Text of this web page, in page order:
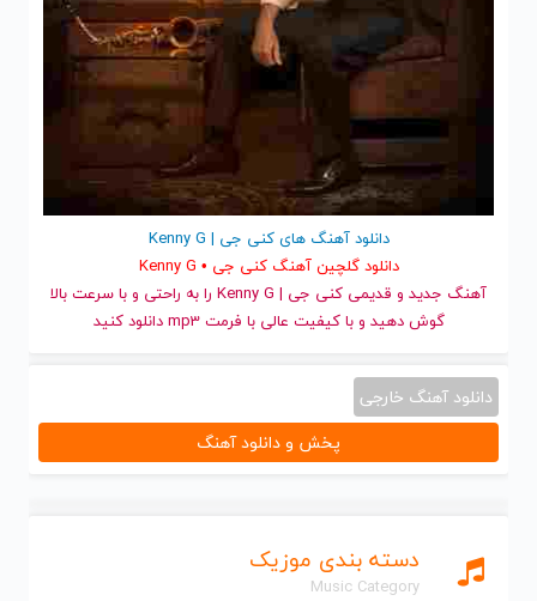
دسته بندی موزیک
Music Category
دانلود آهنگ های کنی جی | Kenny G
دانلود گلچین آهنگ کنی جی • Kenny G
آهنگ جدید
و قدیمی کنی جی | Kenny G را به راحتی و با سرعت بالا
گوش دهید و با کیفیت عالی با فرمت mp3 دانلود کنید
دانلود آهنگ خارجی
پخش و دانلود آهنگ